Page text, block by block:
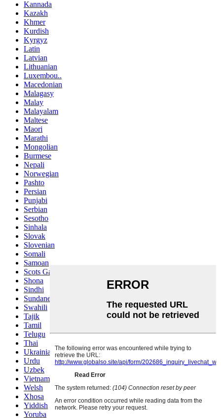
Kannada
Kazakh
Khmer
Kurdish
Kyrgyz
Latin
Latvian
Lithuanian
Luxembou..
Macedonian
Malagasy
Malay
Malayalam
Maltese
Maori
Marathi
Mongolian
Burmese
Nepali
Norwegian
Pashto
Persian
Punjabi
Serbian
Sesotho
Sinhala
Slovak
Slovenian
Somali
Samoan
Scots Gaelic
Shona
Sindhi
Sundanese
Swahili
Tajik
Tamil
Telugu
Thai
Ukrainian
Urdu
Uzbek
Vietnamese
Welsh
Xhosa
Yiddish
Yoruba